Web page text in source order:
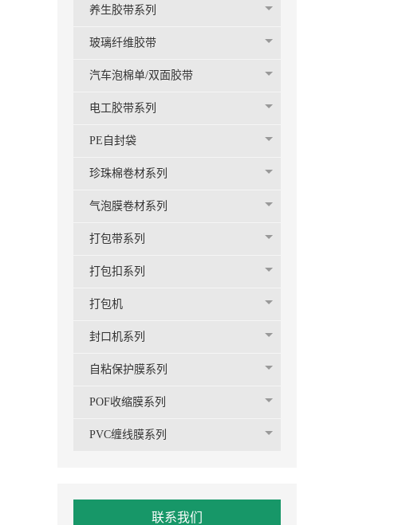
养生胶带系列
玻璃纤维胶带
汽车泡棉单/双面胶带
电工胶带系列
PE自封袋
珍珠棉卷材系列
气泡膜卷材系列
打包带系列
打包扣系列
打包机
封口机系列
自粘保护膜系列
POF收缩膜系列
PVC缠线膜系列
联系我们